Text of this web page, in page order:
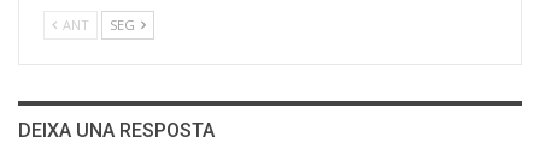
ANT SEG
DEIXA UNA RESPOSTA